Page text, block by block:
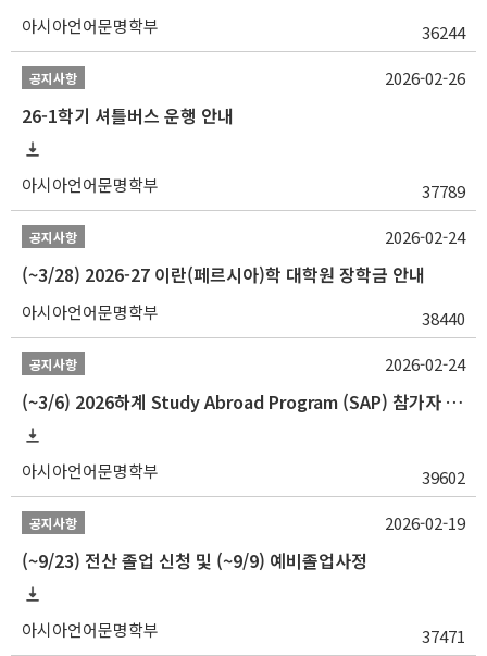
아시아언어문명학부 36244
공지사항
26-1학기 셔틀버스 운행 안내
아시아언어문명학부 37789
2026-02-26
공지사항
(~3/28) 2026-27 이란(페르시아)학 대학원 장학금 안내
아시아언어문명학부 38440
2026-02-24
공지사항
(~3/6) 2026하계 Study Abroad Program (SAP) 참가자 모집 안내
아시아언어문명학부 39602
2026-02-24
공지사항
(~9/23) 전산 졸업 신청 및 (~9/9) 예비졸업사정
아시아언어문명학부 37471
2026-02-19